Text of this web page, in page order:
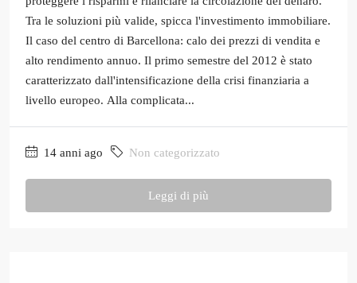
Tra le soluzioni più valide, spicca l'investimento immobiliare.
Il caso del centro di Barcellona: calo dei prezzi di vendita e
alto rendimento annuo. Il primo semestre del 2012 è stato
caratterizzato dall'intensificazione della crisi finanziaria a
livello europeo. Alla complicata...
14 anni ago Non categorizzato
Leggi di più